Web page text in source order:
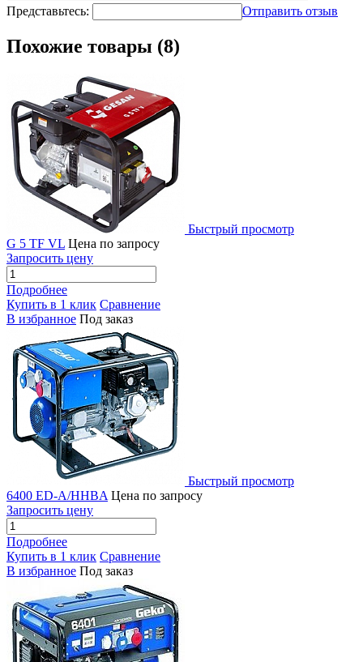
Представьтесь: Отправить отзыв
Похожие товары (8)
Быстрый просмотр
G 5 TF VL Цена по запросу
Запросить цену
Подробнее
Купить в 1 клик Сравнение
В избранное Под заказ
Быстрый просмотр
6400 ED-A/HHBA Цена по запросу
Запросить цену
Подробнее
Купить в 1 клик Сравнение
В избранное Под заказ